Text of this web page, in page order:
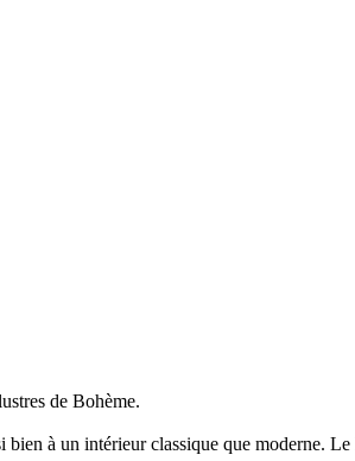
de Bohème.
à un intérieur classique que moderne.